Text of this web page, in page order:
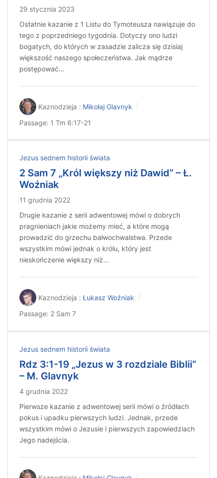
29 stycznia 2023
Ostatnie kazanie z 1 Listu do Tymoteusza nawiązuje do
tego z poprzedniego tygodnia. Dotyczy ono ludzi
bogatych, do których w zasadzie zalicza się dzisiaj
większość naszego społeczeństwa. Jak mądrze
postępować…
Kaznodzieja : Mikołaj Glavnyk
Passage: 1 Tm 6:17-21
Jezus sednem historii świata
2 Sam 7 „Król większy niż Dawid” – Ł.
Woźniak
11 grudnia 2022
Drugie kazanie z serii adwentowej mówi o dobrych
pragnieniach jakie możemy mieć, a które mogą
prowadzić do grzechu bałwochwalstwa. Przede
wszystkim mówi jednak o królu, który jest
nieskończenie większy niż…
Kaznodzieja : Łukasz Woźniak
Passage: 2 Sam 7
Jezus sednem historii świata
Rdz 3:1-19 „Jezus w 3 rozdziale Biblii”
– M. Glavnyk
4 grudnia 2022
Pierwsze kazanie z adwentowej serii mówi o źródłach
pokus i upadku pierwszych ludzi. Jednak, przede
wszystkim mówi o Jezusie i pierwszych zapowiedziach
Jego nadejścia.